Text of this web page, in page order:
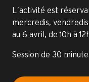
L’activité est
mercredis,
au 6 avril, de 10h à
Session de 30